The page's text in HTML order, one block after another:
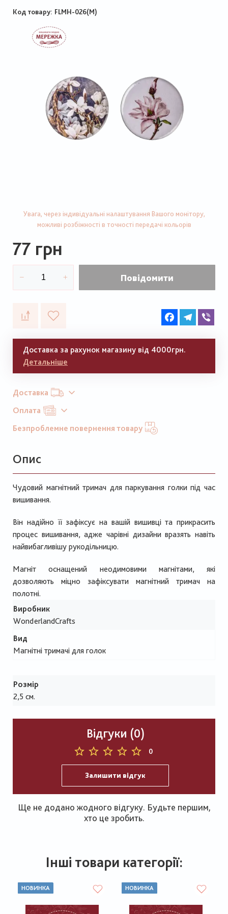
Код товару FLMH-026(M)
Увага, через індивідуальні налаштування Вашого монітору,
можливі розбіжності в точності передачі кольорів
77 грн
Повідомити
FacebookTelegram
Доставка за рахунок магазину від 4000грн.
Детальніше
Доставка
Оплата
Безпроблемне повернення товару
Опис
Чудовий магнітний тримач для паркування голки під час
вишивання.
Він надійно її зафіксує на вашій вишивці та прикрасить
процес вишивання, адже чарівні дизайни вразять навіть
найвибагливішу рукодільницю.
Магніт оснащений неодимовими магнітами, які
дозволяють міцно зафіксувати магнітний тримач на
полотні.
Виробник
WonderlandCrafts
Вид
Магнітні тримачі для голок
Розмір
2,5 см.
Відгуки (0)
0
Залишити відгук
Ще не додано жодного відгуку. Будьте першим,
хто це зробить.
Інші товари категорії:
НОВИНКА НОВИНКА